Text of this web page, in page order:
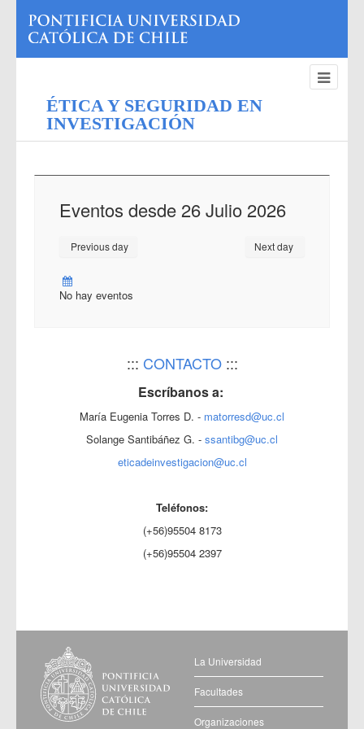
ÉTICA Y SEGURIDAD EN
INVESTIGACIÓN
Eventos desde 26 Julio 2026
Previous day Next day
No hay eventos
::: CONTACTO:::
Escríbanos a:
María Eugenia Torres D. - matorresd@uc.cl
Solange Santibáñez G. - ssantibg@uc.cl
eticadeinvestigacion@uc.cl
Teléfonos:
(+56)95504 8173
(+56)95504 2397
La Universidad
Facultades
Organizaciones